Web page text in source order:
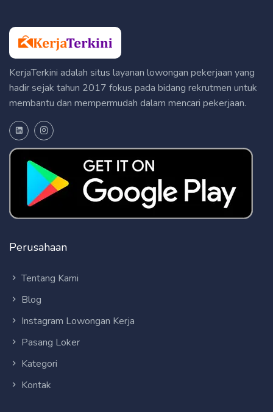
KerjaTerkini adalah situs layanan lowongan pekerjaan yang
hadir sejak tahun 2017 fokus pada bidang rekrutmen untuk
membantu dan mempermudah dalam mencari pekerjaan.
Perusahaan
Tentang Kami
Blog
Instagram Lowongan Kerja
Pasang Loker
Kategori
Kontak